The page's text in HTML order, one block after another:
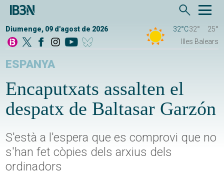
Diumenge, 09 d'agost de 2026 32°C32°
25°
Illes Balears
ESPANYA
Encaputxats assalten el
despatx de Baltasar Garzón
S'està a l'espera que es comprovi que no
s'han fet còpies dels arxius dels
ordinadors